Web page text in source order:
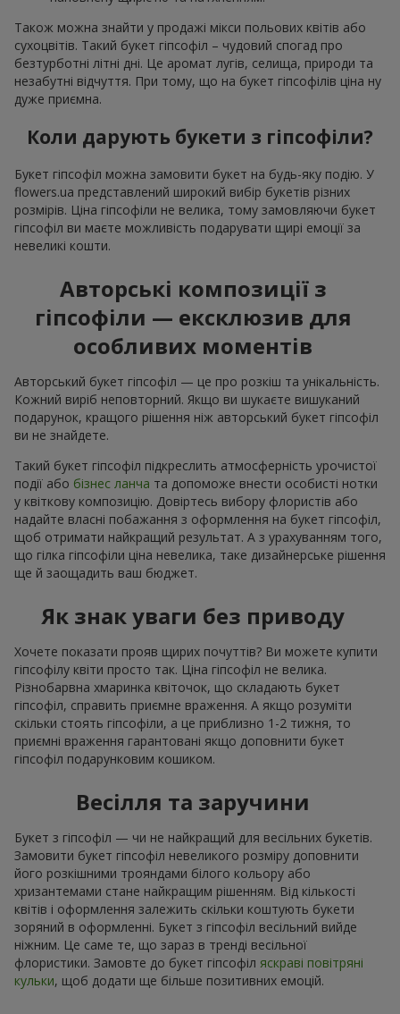
Також можна знайти у продажі мікси польових квітів або
сухоцвітів. Такий букет гіпсофіл – чудовий спогад про
безтурботні літні дні. Це аромат лугів, селища, природи та
незабутні відчуття. При тому, що на букет гіпсофілів ціна ну
дуже приємна.
Коли дарують букети з гіпсофіли?
Букет гіпсофіл можна замовити букет на будь-яку подію. У
flowers.ua представлений широкий вибір букетів різних
розмірів. Ціна гіпсофіли не велика, тому замовляючи букет
гіпсофіл ви маєте можливість подарувати щирі емоції за
невеликі кошти.
Авторські композиції з
гіпсофіли — ексклюзив для
особливих моментів
Авторський букет гіпсофіл — це про розкіш та унікальність.
Кожний виріб неповторний. Якщо ви шукаєте вишуканий
подарунок, кращого рішення ніж авторський букет гіпсофіл
ви не знайдете.
Такий букет гіпсофіл підкреслить атмосферність урочистої
події або бізнес ланча та допоможе внести особисті нотки
у квіткову композицію. Довіртесь вибору флористів або
надайте власні побажання з оформлення на букет гіпсофіл,
щоб отримати найкращий результат. А з урахуванням того,
що гілка гіпсофіли ціна невелика, таке дизайнерське рішення
ще й заощадить ваш бюджет.
Як знак уваги без приводу
Хочете показати прояв щирих почуттів? Ви можете купити
гіпсофілу квіти просто так. Ціна гіпсофіл не велика.
Різнобарвна хмаринка квіточок, що складають букет
гіпсофіл, справить приємне враження. А якщо розуміти
скільки стоять гіпсофіли, а це приблизно 1-2 тижня, то
приємні враження гарантовані якщо доповнити букет
гіпсофіл подарунковим кошиком.
Весілля та заручини
Букет з гіпсофіл — чи не найкращий для весільних букетів.
Замовити букет гіпсофіл невеликого розміру доповнити
його розкішними трояндами білого кольору або
хризантемами стане найкращим рішенням. Від кількості
квітів і оформлення залежить скільки коштують букети
зоряний в оформленні. Букет з гіпсофіл весільний вийде
ніжним. Це саме те, що зараз в тренді весільної
флористики. Замовте до букет гіпсофіл яскраві повітряні
кульки, щоб додати ще більше позитивних емоцій.